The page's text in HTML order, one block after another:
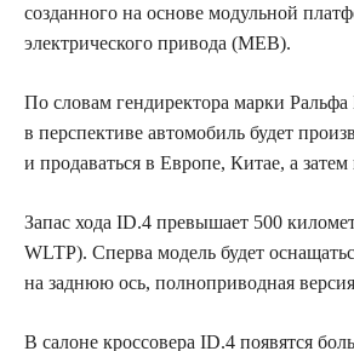
созданного на основе модульной
электрического привода (MEB).
По словам гендиректора марки Ральфа
в перспективе автомобиль будет
и продаваться в Европе, Китае, а
Запас хода ID.4 превышает 500
WLTP). Сперва модель будет
на заднюю ось, полноприводная
В салоне кроссовера ID.4 появятся